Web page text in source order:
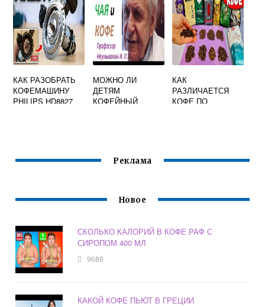
КАК РАЗОБРАТЬ
КОФЕМАШИНУ
PHILIPS HD8827
МОЖНО ЛИ
ДЕТЯМ
КОФЕЙНЫЙ
КАК
РАЗЛИЧАЕТСЯ
КОФЕ ПО
Реклама
Новое
СКОЛЬКО КАЛОРИЙ В КОФЕ РАФ С
СИРОПОМ 400 МЛ
9689
КАКОЙ КОФЕ ПЬЮТ В ГРЕЦИИ